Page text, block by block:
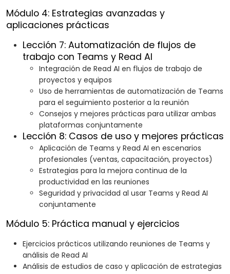
Módulo 4: Estrategias avanzadas y
aplicaciones prácticas
Lección 7: Automatización de flujos de
trabajo con Teams y Read AI
Integración de Read AI en flujos de trabajo de
proyectos y equipos
Uso de herramientas de automatización de Teams
para el seguimiento posterior a la reunión
Consejos y mejores prácticas para utilizar ambas
plataformas conjuntamente
Lección 8: Casos de uso y mejores prácticas
Aplicación de Teams y Read AI en escenarios
profesionales (ventas, capacitación, proyectos)
Estrategias para la mejora continua de la
productividad en las reuniones
Seguridad y privacidad al usar Teams y Read AI
conjuntamente
Módulo 5: Práctica manual y ejercicios
Ejercicios prácticos utilizando reuniones de Teams y
análisis de Read AI
Análisis de estudios de caso y aplicación de estrategias